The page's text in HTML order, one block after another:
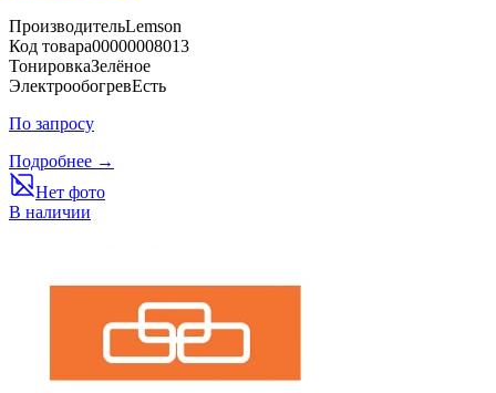
ПроизводительLemson
Код товара00000008013
ТонировкаЗелёное
ЭлектрообогревЕсть
По запросу
Подробнее →
Нет фото
В наличии